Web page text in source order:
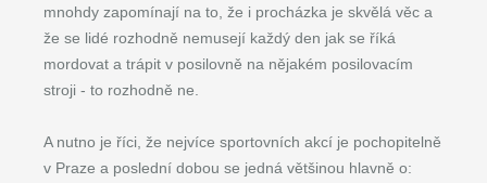
mnohdy zapomínají na to, že i procházka je skvělá věc a
že se lidé rozhodně nemusejí každý den jak se říká
mordovat a trápit v posilovně na nějakém posilovacím
stroji - to rozhodně ne.
A nutno je říci, že nejvíce sportovních akcí je pochopitelně
v Praze a poslední dobou se jedná většinou hlavně o: